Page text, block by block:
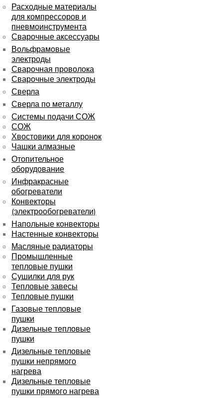
Расходные материалы
для компрессоров и
пневмоинструмента
Сварочные аксессуары
Вольфрамовые
электроды
Сварочная проволока
Сварочные электроды
Сверла
Сверла по металлу
Системы подачи СОЖ
СОЖ
Хвостовики для коронок
Чашки алмазные
Отопительное
оборудование
Инфракрасные
обогреватели
Конвекторы
(электрообогреватели)
Напольные конвекторы
Настенные конвекторы
Масляные радиаторы
Промышленные
тепловые пушки
Сушилки для рук
Тепловые завесы
Тепловые пушки
Газовые тепловые
пушки
Дизельные тепловые
пушки
Дизельные тепловые
пушки непрямого
нагрева
Дизельные тепловые
пушки прямого нагрева